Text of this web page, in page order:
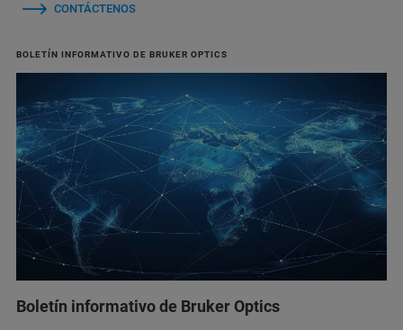
CONTÁCTENOS
BOLETÍN INFORMATIVO DE BRUKER OPTICS
Boletín informativo de Bruker Optics